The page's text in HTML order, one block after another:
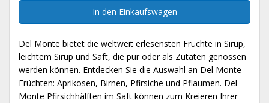
In den Einkaufswagen
Del Monte bietet die weltweit erlesensten Früchte in Sirup,
leichtem Sirup und Saft, die pur oder als Zutaten genossen
werden können. Entdecken Sie die Auswahl an Del Monte
Früchten: Aprikosen, Birnen, Pfirsiche und Pflaumen. Del
Monte Pfirsichhälften im Saft können zum Kreieren Ihrer